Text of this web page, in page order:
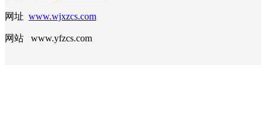
网址 www.wjxzcs.com
网站 www.yfzcs.com